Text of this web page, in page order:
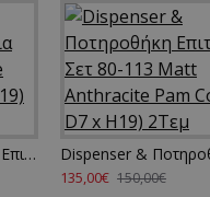
Dispenser & Ποτηροθήκη Επιτοίχια Σετ 80-103 Matt Beige Pam Co (W17 x D7 x H19) 2Τεμ
135,00€ 150,00€